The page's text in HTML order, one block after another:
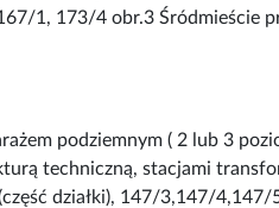
1, 173/4 obr.3 Śródmieście
podziemnym ( 2 lub 3
techniczną, stacjami
działki), 147/3,147/